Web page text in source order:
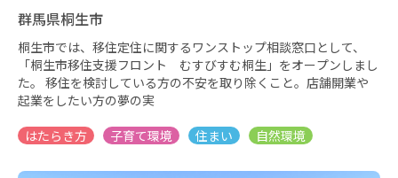
群馬県桐生市
桐生市では、移住定住に関するワンストップ相談窓口として、
「桐生市移住支援フロント むすびすむ桐生」をオープンしまし
た。 移住を検討している方の不安を取り除くこと。店舗開業や
起業をしたい方の夢の実